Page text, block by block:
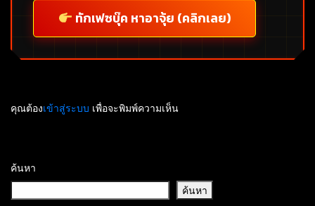
ทักเฟซบุ๊ค หาอาจุ้ย (คลิกเลย)
คุณต้องเข้าสู่ระบบ เพื่อจะพิมพ์ความเห็น
ค้นหา
ค้นหา